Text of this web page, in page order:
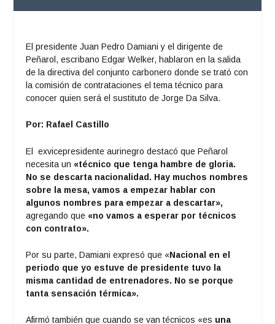
El presidente Juan Pedro Damiani y el dirigente de
Peñarol, escribano Edgar Welker, hablaron en la salida
de la directiva del conjunto carbonero donde se trató con
la comisión de contrataciones el tema técnico para
conocer quien será el sustituto de Jorge Da Silva.
Por: Rafael Castillo
El exvicepresidente aurinegro destacó que Peñarol
necesita un «técnico que tenga hambre de gloria.
No se descarta nacionalidad. Hay muchos nombres
sobre la mesa, vamos a empezar hablar con
algunos nombres para empezar a descartar»,
agregando que «no vamos a esperar por técnicos
con contrato».
Por su parte, Damiani expresó que «Nacional en el
periodo que yo estuve de presidente tuvo la
misma cantidad de entrenadores. No se porque
tanta sensación térmica».
Afirmó también que cuando se van técnicos «es una